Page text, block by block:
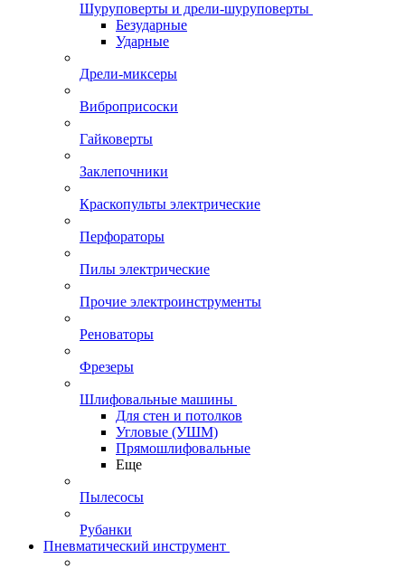
Шуруповерты и дрели-шуруповерты
Безударные
Ударные
Дрели-миксеры
Виброприсоски
Гайковерты
Заклепочники
Краскопульты электрические
Перфораторы
Пилы электрические
Прочие электроинструменты
Реноваторы
Фрезеры
Шлифовальные машины
Для стен и потолков
Угловые (УШМ)
Прямошлифовальные
Еще
Пылесосы
Рубанки
Пневматический инструмент